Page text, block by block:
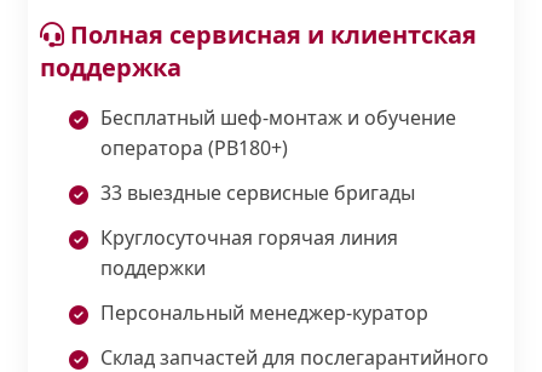
Полная сервисная и клиентская
поддержка
Бесплатный шеф-монтаж и обучение
оператора (PB180+)
33 выездные сервисные бригады
Круглосуточная горячая линия
поддержки
Персональный менеджер-куратор
Склад запчастей для послегарантийного